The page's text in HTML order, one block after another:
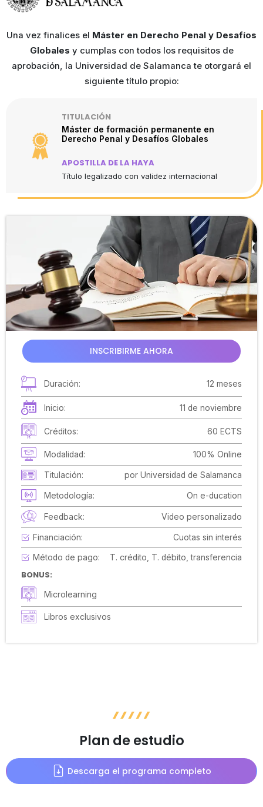
Una vez finalices el
Máster en Derecho Penal y Desafíos
Globales y cumplas con todos los requisitos de
aprobación, la Universidad de Salamanca te otorgará el
siguiente título propio:
TITULACIÓN
Máster de formación permanente en
Derecho Penal y Desafíos Globales
APOSTILLA DE LA HAYA
Título legalizado con validez internacional
INSCRIBIRME AHORA
Duración: 12 meses
Inicio: 11 de noviembre
Créditos: 60 ECTS
Modalidad: 100% Online
Titulación: por Universidad de Salamanca
Metodología: On e-ducation
Feedback: Video personalizado
Financiación: Cuotas sin interés
Método de pago: T. crédito, T. débito, transferencia
BONUS:
Microlearning
Libros exclusivos
Plan de estudio
Descarga el programa completo